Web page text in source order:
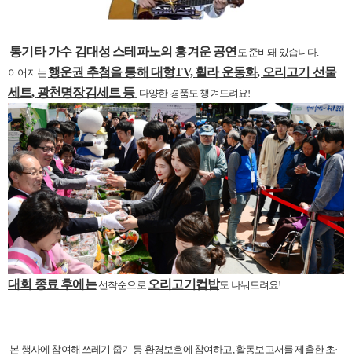
통기타 가수 김대성 스테파노의 흥겨운 공연 도 준비돼 있습니다.
이어지는 행운권 추첨을 통해 대형TV,휠라 운동화, 오리고기 선물
세트, 광천명장김세트 등 다양한 경품도 챙겨드려요!
대회 종료 후에는선착순으로 오리고기컵밥도 나눠드려요!
본 행사에 참여해 쓰레기 줍기 등 환경보호에 참여하고,활동보고서를 제출한 초·